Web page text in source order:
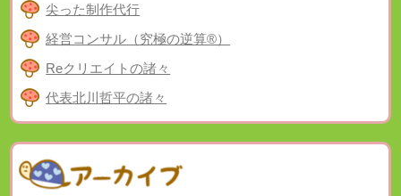
尖った制作代行
経営コンサル（究極の逆算®）
Reクリエイトの諸々
代表北川哲平の諸々